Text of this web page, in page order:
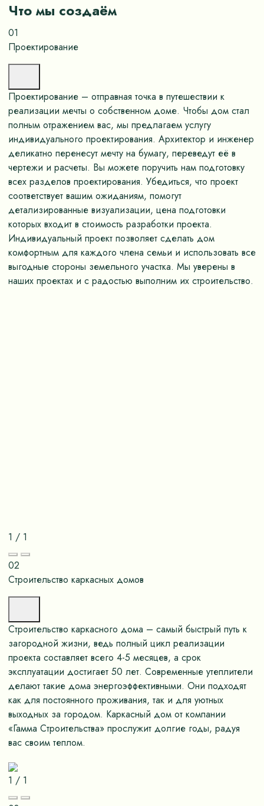
Что мы создаём
01
Проектирование
Проектирование – отправная точка в путешествии к
реализации мечты о собственном доме. Чтобы дом стал
полным отражением вас, мы предлагаем услугу
индивидуального проектирования. Архитектор и инженер
деликатно перенесут мечту на бумагу, переведут её в
чертежи и расчеты. Вы можете поручить нам подготовку
всех разделов проектирования. Убедиться, что проект
соответствует вашим ожиданиям, помогут
детализированные визуализации, цена подготовки
которых входит в стоимость разработки проекта.
Индивидуальный проект позволяет сделать дом
комфортным для каждого члена семьи и использовать все
выгодные стороны земельного участка. Мы уверены в
наших проектах и с радостью выполним их строительство.
1 / 1
02
Строительство каркасных домов
Строительство каркасного дома – самый быстрый путь к
загородной жизни, ведь полный цикл реализации
проекта составляет всего 4-5 месяцев, а срок
эксплуатации достигает 50 лет. Современные утеплители
делают такие дома энергоэффективными. Они подходят
как для постоянного проживания, так и для уютных
выходных за городом. Каркасный дом от компании
«Гамма Строительства» прослужит долгие годы, радуя
вас своим теплом.
1 / 1